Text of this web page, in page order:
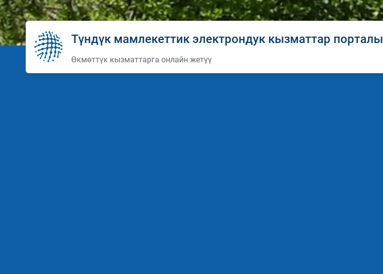
Түндүк мамлекеттик электрондук кызматтар порталы
Өкмөттүк кызматтарга онлайн жетүү